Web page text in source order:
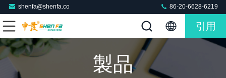
shenfa@shenfa.co 86-20-6628-6219
引用
製品